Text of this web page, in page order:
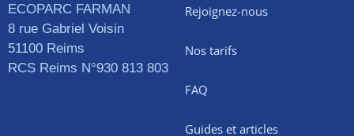
ECOPARC FARMAN
8 rue Gabriel Voisin
51100 Reims
RCS Reims N°930 813 803
Rejoignez-nous
Nos tarifs
FAQ
Guides et articles